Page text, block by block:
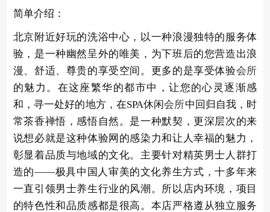
简单介绍：
北京附近好玩的洗浴中心，以一种浪漫独特的服务体
验，是一种幽然呈外的唯美，为下班后的您营造出浪
漫、舒适、尊贵的享受空间。更多的是享受体验会所
的魅力。在这座繁华的都市中，让您的心灵逐渐感
和，寻一处好的地方，在SPA休闲会所中回归自我，时
常茶香禅悟，感悟自然。是一种默契，更深层次的来
说想必就是这种体验网的感染力和让人幸福的魅力，
彰显着品质与地域的文化。主要针对精英男士人群打
造的——极具中国人审美的文化养生方式，十多年来
一直引领男士养生行业的风潮。所以店内环境，项目
的特色性和品质感都是很高。本店严格遵从独立服务